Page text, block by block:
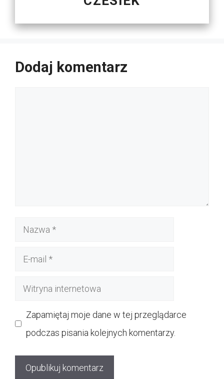
Dodaj komentarz
Nazwa
Witryna
Zapamiętaj moje dane w tej przeglądarce
podczas pisania kolejnych komentarzy.